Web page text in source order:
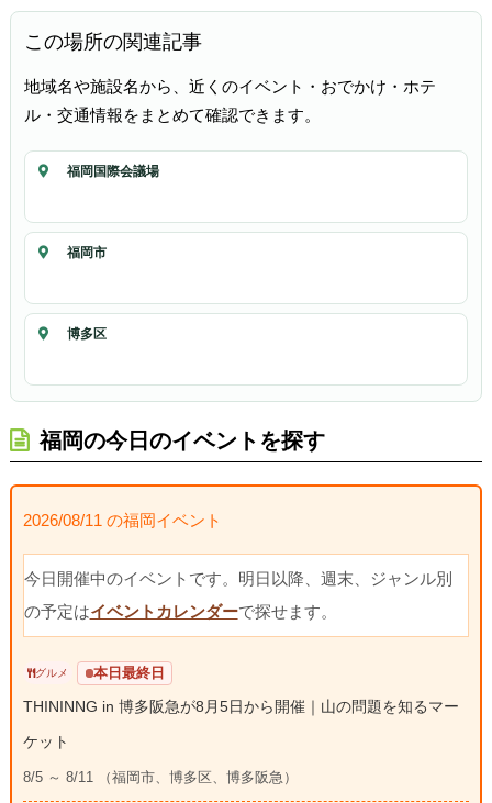
この場所の関連記事
地域名や施設名から、近くのイベント・おでかけ・ホテ
ル・交通情報をまとめて確認できます。
福岡国際会議場
福岡市
博多区
福岡の今日のイベントを探す
2026/08/11 の福岡イベント
今日開催中のイベントです。明日以降、週末、ジャンル別
の予定はイベントカレンダーで探せます。
グルメ 本日最終日
THININNG in 博多阪急が8月5日から開催｜山の問題を知るマー
ケット
8/5 ～ 8/11 （福岡市、博多区、博多阪急）